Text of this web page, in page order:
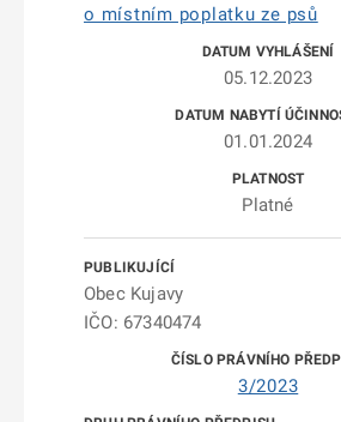
o místním poplatku ze psů
05.12.2023
01.01.2024
Platné
Obec Kujavy
IČO: 67340474
3/2023